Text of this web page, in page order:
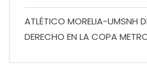
ATLÉTICO MORELIA-UMSNH
DERECHO EN LA COPA